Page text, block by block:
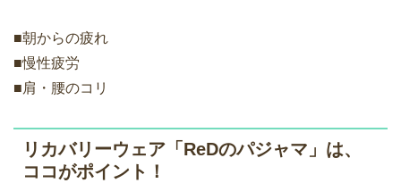
■朝からの疲れ
■慢性疲労
■肩・腰のコリ
リカバリーウェア「ReDのパジャマ」は、
ココがポイント！